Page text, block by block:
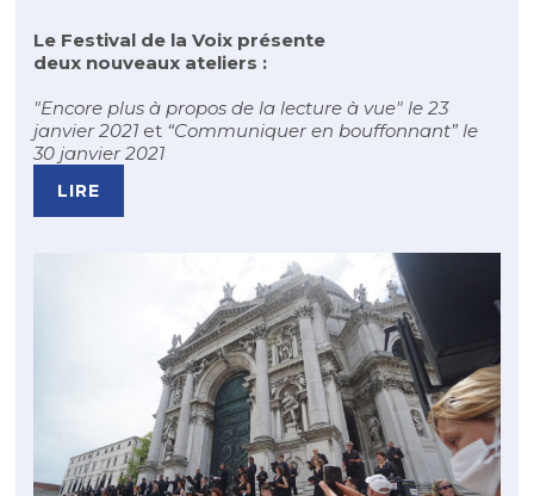
Le Festival de la Voix présente
deux nouveaux ateliers :
"Encore plus à propos de la lecture à vue" le 23
janvier 2021 et “Communiquer en bouffonnant” le
30 janvier 2021
LIRE